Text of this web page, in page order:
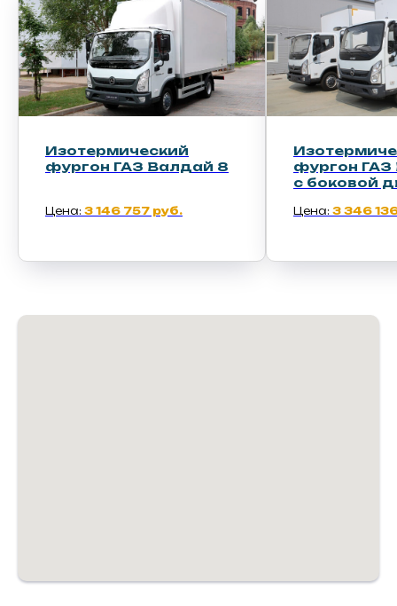
Изотермический
фургон ГАЗ Валдай 8
Цена:3 346 136 руб.
фургон
Цена:5 389